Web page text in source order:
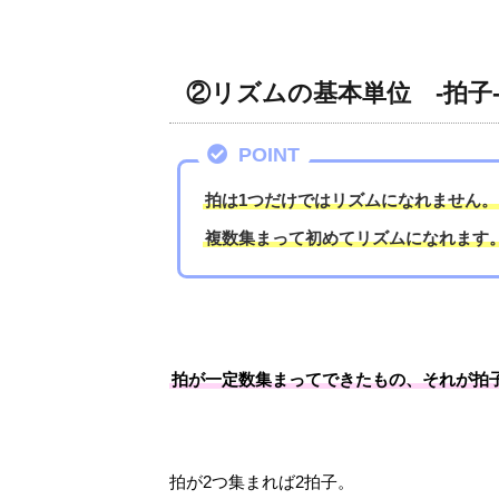
②リズムの基本単位 -拍子-
POINT
拍は1つだけではリズムになれません。
複数集まって初めてリズムになれます
拍が一定数集まってできたもの、それが拍
拍が2つ集まれば2拍子。